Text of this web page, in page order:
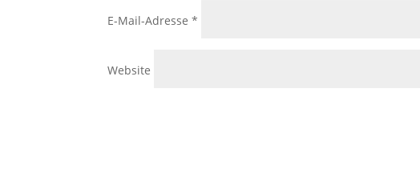
E-Mail-Adresse*
Website